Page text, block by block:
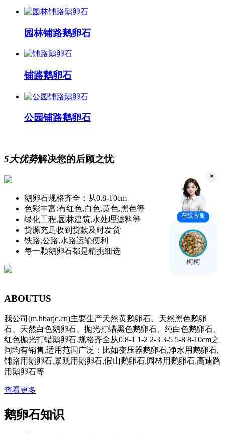
园林铺路鹅卵石
铺路鹅卵石
公园铺路鹅卵石
5大优势解决您的后顾之忧
鹅卵石规格齐全：从0.8-10cm
色彩丰富:有红色,白色,黄色,黑色等
绿化工程,园林建筑,水处理滤料等
货源充足收到货款及时发货
铁路,公路,水路运输便利
每一颗鹅卵石都是精挑细选
ABOUTUS
我公司(m.hbarjc.cn)主要生产天然黄鹅卵石、天然黑色鹅卵
石、天然白色鹅卵石、抛光打蜡黑色鹅卵石、纯白色鹅卵石、
红色抛光打蜡鹅卵石.规格齐全从0.8-1 1-2 2-3 3-5 5-8 8-10cm之
间均有销售,适用范围广泛：比如变压器鹅卵石,净水用鹅卵石,
铺路用鹅卵石,景观用鹅卵石,假山鹅卵石,园林用鹅卵石,高速路
用鹅卵石等
查看更多
鹅卵石知识
在线客服
柯柯